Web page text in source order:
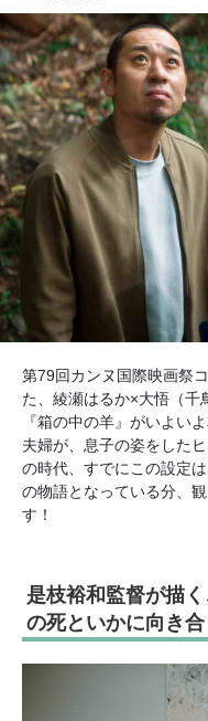
第79回カンヌ国際映画祭
た、綾瀬はるか×大悟（千
『箱の中の羊』がいよい
夫婦が、息子の姿をした
の時代、すでにこの設定
の物語となっている分、
す！
是枝裕和監督が描
の死といかに向き